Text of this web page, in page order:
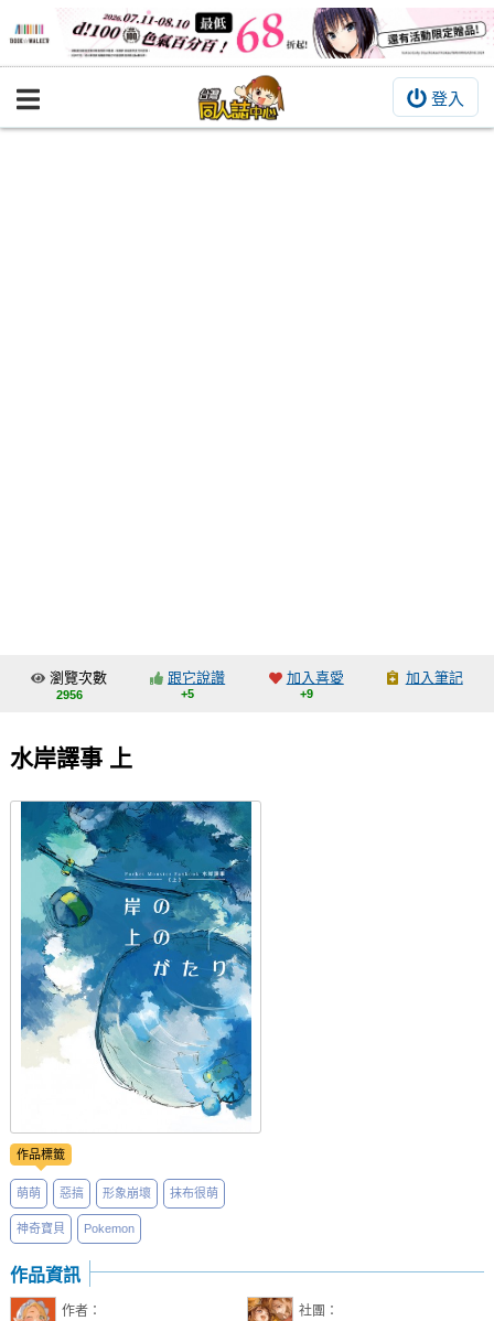
登入
BOOKY書集倉庫
交流中心
會員功能選單
會員中心
註冊會員
登入
瀏覽次數
2956
跟它說讚
+5
加入喜愛
+9
加入筆記
水岸譯事 上
作品標籤
萌萌 惡搞 形象崩壞 抹布很萌
神奇寶貝 Pokemon
作品資訊
作者： 社團：